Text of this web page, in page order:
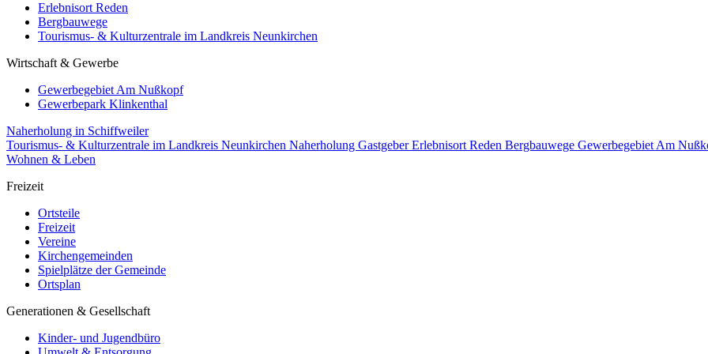
Erlebnisort Reden
Bergbauwege
Tourismus- & Kulturzentrale im Landkreis Neunkirchen
Wirtschaft & Gewerbe
Gewerbegebiet Am Nußkopf
Gewerbepark Klinkenthal
Naherholung in Schiffweiler
Tourismus- & Kulturzentrale im Landkreis Neunkirchen Naherholung GastgeberErlebnisort Reden Bergbauwege Gewerbegebiet Am
Wohnen & Leben
Freizeit
Ortsteile
Freizeit
Vereine
Kirchengemeinden
Spielplätze der Gemeinde
Ortsplan
Generationen & Gesellschaft
Kinder- und Jugendbüro